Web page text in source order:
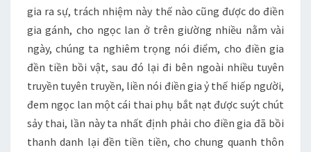
gia ra sự, trách nhiệm này thế nào cũng được do điền
gia gánh, cho ngọc lan ở trên giường nhiều nằm vài
ngày, chúng ta nghiêm trọng nói điểm, cho điền gia
đền tiền bồi vật, sau đó lại đi bên ngoài nhiều tuyên
truyền tuyên truyền, liền nói điền gia ỷ thế hiếp người,
đem ngọc lan một cái thai phụ bắt nạt được suýt chút
sảy thai, lần này ta nhất định phải cho điền gia đã bồi
thanh danh lại đền tiền tiền, cho chung quanh thôn